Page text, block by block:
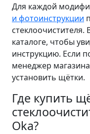
Для каждой
и фотоинструкции
каталоге, чтобы
инструкцию. Если
менеджер
установить щётки.
Где купить
Oka?